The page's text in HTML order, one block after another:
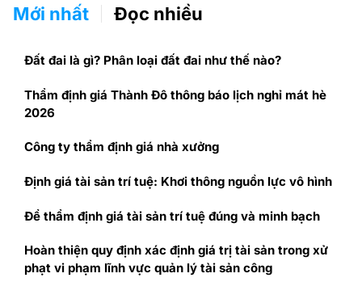
Mới nhất Đọc nhiều
Đất đai là gì? Phân loại đất đai như thế nào?
Thẩm định giá Thành Đô thông báo lịch nghỉ mát hè
2026
Công ty thẩm định giá nhà xưởng
Định giá tài sản trí tuệ: Khơi thông nguồn lực vô hình
Để thẩm định giá tài sản trí tuệ đúng và minh bạch
Hoàn thiện quy định xác định giá trị tài sản trong xử
phạt vi phạm lĩnh vực quản lý tài sản công